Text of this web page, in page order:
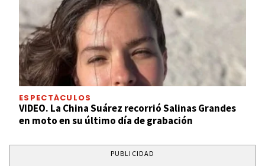
ESPECTÁCULOS
VIDEO. La China Suárez recorrió Salinas Grandes
en moto en su último día de grabación
PUBLICIDAD